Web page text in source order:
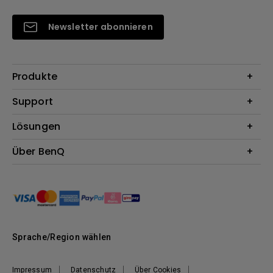
Newsletter abonnieren
Produkte
Beamer
Lampen
Webcams
Support
Kontakt
Reparaturservice
Onlineshop FAQ
BenQ Blog
Lösungen
Für Unternehmen
Über BenQ
Nachhaltigkeit
Unser Versprechen
Impressum Datenschutz Über Cookies
Sprache/Region wählen